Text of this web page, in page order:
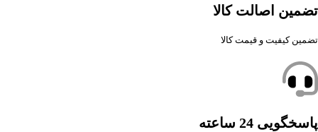
تضمین اصالت کالا
تضمین کیفیت و قیمت کالا
پاسخگویی 24 ساعته